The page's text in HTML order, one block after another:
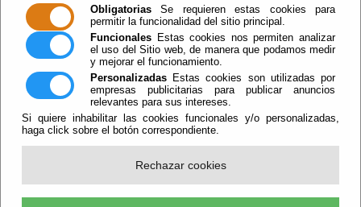
Obligatorias Se requieren estas cookies para
permitir la funcionalidad del sitio principal.
Funcionales Estas cookies nos permiten analizar
el uso del Sitio web, de manera que podamos medir
y mejorar el funcionamiento.
Personalizadas Estas cookies son utilizadas por
empresas publicitarias para publicar anuncios
relevantes para sus intereses.
Si quiere inhabilitar las cookies funcionales y/o personalizadas,
haga click sobre el botón correspondiente.
Rechazar cookies